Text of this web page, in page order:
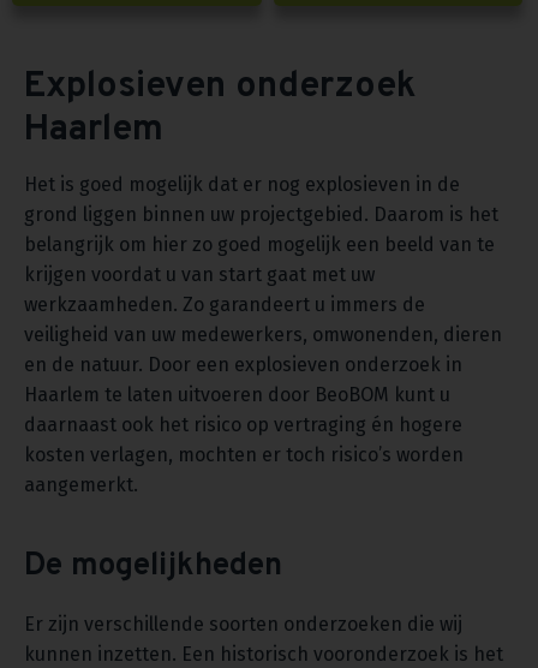
Explosieven onderzoek
Haarlem
Het is goed mogelijk dat er nog explosieven in de
grond liggen binnen uw projectgebied. Daarom is het
belangrijk om hier zo goed mogelijk een beeld van te
krijgen voordat u van start gaat met uw
werkzaamheden. Zo garandeert u immers de
veiligheid van uw medewerkers, omwonenden, dieren
en de natuur. Door een explosieven onderzoek in
Haarlem te laten uitvoeren door BeoBOM kunt u
daarnaast ook het risico op vertraging én hogere
kosten verlagen, mochten er toch risico’s worden
aangemerkt.
De mogelijkheden
Er zijn verschillende soorten onderzoeken die wij
kunnen inzetten. Een historisch vooronderzoek is het